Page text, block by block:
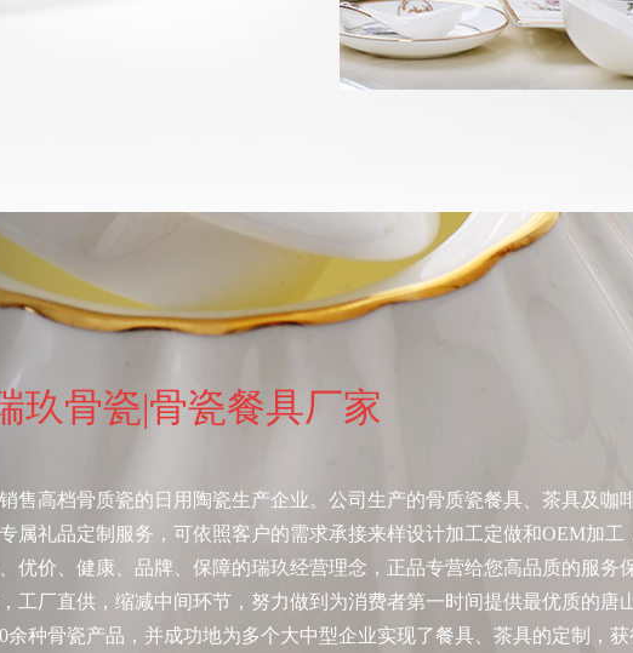
玖骨瓷|骨瓷餐具厂家
售高档骨质瓷的日用陶瓷生产企业。公司生产的骨质瓷餐具、茶具及咖
属礼品定制服务，可依照客户的需求承接来样设计加工定做和OEM加
优价、健康、品牌、保障的瑞玖经营理念，正品专营给您高品质的服务
工厂直供，缩减中间环节，努力做到为消费者第一时间提供最优质的唐
种骨瓷产品，并成功地为多个大中型企业实现了餐具、茶具的定制，